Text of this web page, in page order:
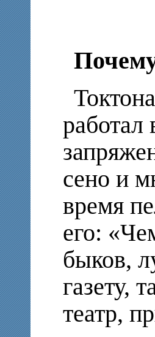
работал
сено и
время
его:
быков,
газету,
театр,